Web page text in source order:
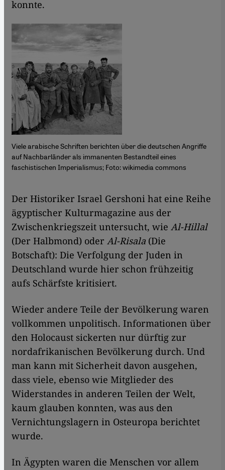
konnte.
Viele arabische Schriften berichten über die deutschen Angriffe
auf Nachbarländer als immanenten Bestandteil eines
faschistischen Imperialismus; Foto: wikimedia commons
​​Der Historiker Israel Gershoni hat eine Reihe
ägyptischer Kulturmagazine aus der
Zwischenkriegszeit untersucht, wie Al-Hillal
(Der Halbmond) oder Al-Risala (Die
Botschaft): Die Verfolgung der Juden in
Deutschland wurde hier schon frühzeitig
aufs Schärfste kritisiert.
Wieder andere Teile der Bevölkerung waren
vollkommen unpolitisch. Informationen über
den Holocaust sickerten nur dürftig zur
nordafrikanischen Bevölkerung durch. Und
man kann mit Sicherheit davon ausgehen,
dass viele, ebenso wie Mitglieder des
Widerstandes in anderen Teilen der Welt,
kaum glauben konnten, was aus den
Vernichtungslagern in Osteuropa berichtet
wurde.
In Ägypten waren die Menschen vor allem